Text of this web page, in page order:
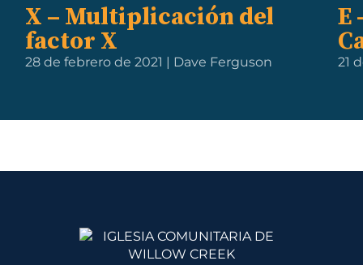
X – Multiplicación del
factor X
28 de febrero de 2021 | Dave Ferguson
E
21